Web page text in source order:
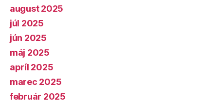
august 2025
júl 2025
jún 2025
máj 2025
apríl 2025
marec 2025
február 2025